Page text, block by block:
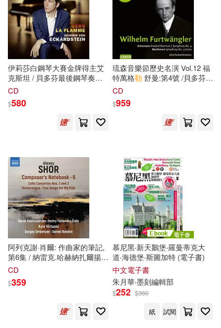
伊莉莎白鋼琴大賽金牌得主艾
克斯坦 / 貝多芬最後鋼琴奏鳴
曲 & 理查史特勞斯”死與變容”
Eckardstein / Beethoven piano
sonata op.111 & Richard
Strauss: Tod und Verklärung)
CD
$580
琉森音樂節歷史名演 Vol.12 福
特萬格勒 舒曼:第4號 /貝多芬:
第3號交響曲 (2SACD)(Lucerne
Vol. XII Furtwangler /
Schumann & Beethoven
CD
$959
阿列克謝·肖爾: 作曲家的筆記,
第6集 / 納雷克.哈赫納扎爾揚 /
賽吉.斯巴蒂安,丹尼爾·萊斯金,
家室內樂團(Alexey Shor:
Narek Hakhnazaryan / Sergey
Smbatyan / Daniel Raiskin /
CD
$359
慕尼黑‧新天鵝堡‧羅曼蒂克大
道‧海德堡‧斯圖加特 (電子書)
中文電子書
朱月華‧墨刻編輯部
$252 $360
紙
試閱